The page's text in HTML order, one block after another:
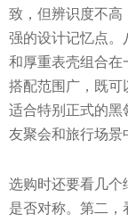
致，但辨识度不高
强的设计记忆点。
和厚重表壳组合在
搭配范围广，既可
适合特别正式的黑
友聚会和旅行场景
选购时还要看几个
是否对称。第二